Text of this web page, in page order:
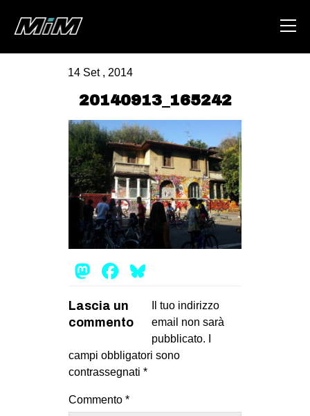
ABOUT
AREA
DEGENERAZIONE
GAZA FREESTYLE
CSOA LAMBRETTA
MSM
STUDENTI TSUNAMI
MILANO
MOBILITAZIONI
SPAZI
14 Set , 2014
20140913_165242
Mastodon
Facebook
Lascia un
commento
Il tuo indirizzo
email non sarà
pubblicato.
campi obbligatori sono
contrassegnati *
Commento *